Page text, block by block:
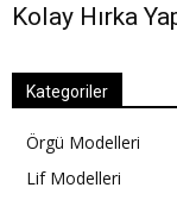
Kolay Hırka
Kategoriler
Örgü Modelleri
Lif Modelleri